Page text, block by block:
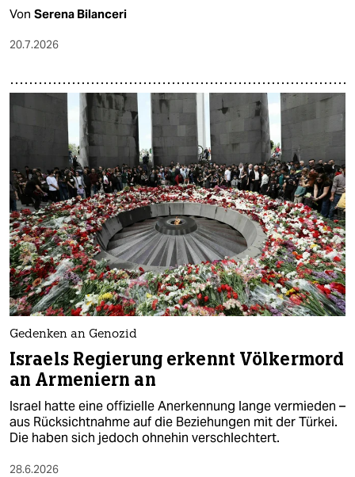
Von Serena Bilanceri
20.7.2026
Gedenken an Genozid
Israels Regierung erkennt Völkermord
an Armeniern an
Israel hatte eine offizielle Anerkennung lange vermieden –
aus Rücksichtnahme auf die Beziehungen mit der Türkei.
Die haben sich jedoch ohnehin verschlechtert.
28.6.2026